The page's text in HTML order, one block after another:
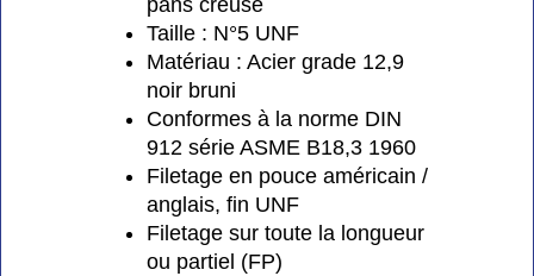
pans creuse
Taille : N°5 UNF
Matériau : Acier grade 12,9
noir bruni
Conformes à la norme DIN
912 série ASME B18,3 1960
Filetage en pouce américain /
anglais, fin UNF
Filetage sur toute la longueur
ou partiel (FP)